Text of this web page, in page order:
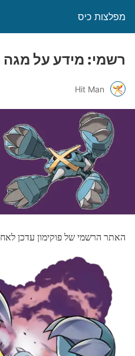
מפלצות כיס
רשמי: מידע על
Hit Man
האתר הרשמי של פוקימון עדכן